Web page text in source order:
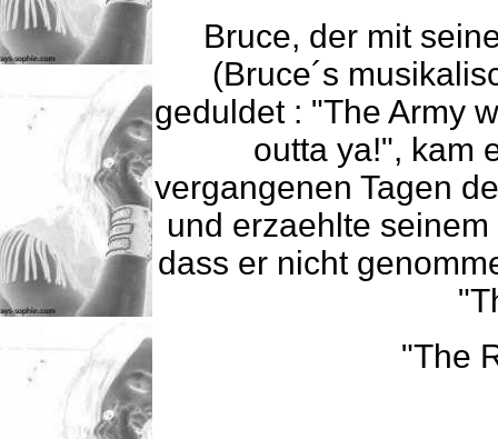
Bruce, der mit
(Bruce´s
geduldet : "The Army
outta ya!", kam
vergangenen Tagen
und erzaehlte
dass er nicht
"The